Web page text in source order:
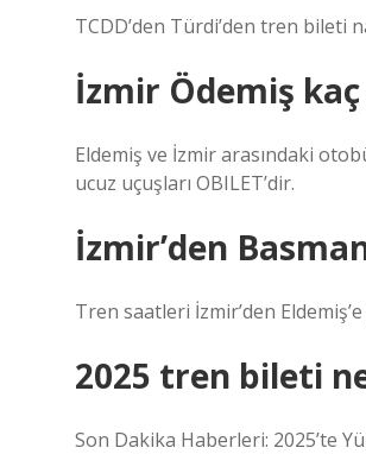
TCDD’den Türdi’den tren bileti
İzmir Ödemiş
Eldemiş ve İzmir arasındaki
ucuz uçuşları OBILET’dir.
İzmir’den
Tren saatleri İzmir’den
2025 tren bileti
Son Dakika Haberleri: 2025’te